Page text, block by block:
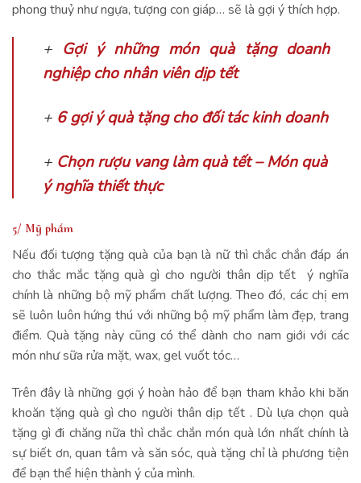
phong thuỷ như ngựa, tượng con giáp… sẽ là gợi ý thích hợp.
+ Gợi ý những món quà tặng doanh
nghiệp cho nhân viên dịp tết
+ 6 gợi ý quà tặng cho đối tác kinh doanh
+ Chọn rượu vang làm quà tết – Món quà
ý nghĩa thiết thực
5/ Mỹ phẩm
Nếu đối tượng tặng quà của bạn là nữ thì chắc chắn đáp án
cho thắc mắc tặng quà gì cho người thân dịp tết ý nghĩa
chính là những bộ mỹ phẩm chất lượng. Theo đó, các chị em
sẽ luôn luôn hứng thú với những bộ mỹ phẩm làm đẹp, trang
điểm. Quà tặng này cũng có thể dành cho nam giới với các
món như sữa rửa mặt, wax, gel vuốt tóc…
Trên đây là những gợi ý hoàn hảo để bạn tham khảo khi băn
khoăn tặng quà gì cho người thân dịp tết . Dù lựa chọn quà
tặng gì đi chăng nữa thì chắc chắn món quà lớn nhất chính là
sự biết ơn, quan tâm và săn sóc, quà tặng chỉ là phương tiện
để bạn thể hiện thành ý của mình.